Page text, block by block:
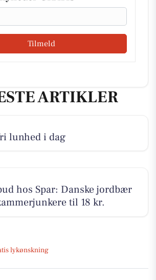
Tilmeld
ARTIKLER
lunhed i dag
hos Spar: Danske jordbær
til 18 kr.
lykønskning